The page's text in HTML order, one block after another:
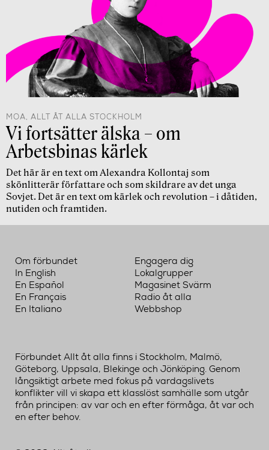
MOA, ALLT ÅT ALLA STOCKHOLM
Vi fortsätter älska – om
Arbetsbinas kärlek
Det här är en text om Alexandra Kollontaj som
skönlitterär författare och som skildrare av det unga
Sovjet. Det är en text om kärlek och revolution – i dåtiden,
nutiden och framtiden.
Om förbundet
In English
En Español
En Français
En Italiano
Engagera dig
Lokalgrupper
Magasinet Svärm
Radio åt alla
Webbshop
Förbundet Allt åt alla finns i Stockholm, Malmö,
Göteborg, Uppsala, Blekinge och Jönköping. Genom
långsiktigt arbete med fokus på vardagslivets
konflikter vill vi skapa ett klasslöst samhälle som utgår
från principen: av var och en efter förmåga, åt var och
en efter behov.